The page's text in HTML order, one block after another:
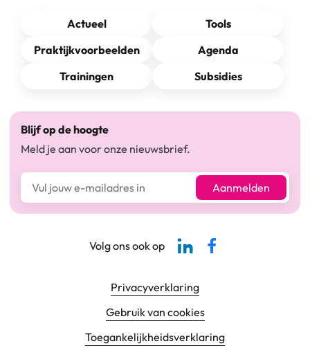
Actueel
Tools
Praktijkvoorbeelden
Agenda
Trainingen
Subsidies
Blijf op de hoogte
Meld je aan voor onze nieuwsbrief.
E-mailadres* Aanmelden
Footer navigatie
Privacyverklaring
Gebruik van cookies
Toegankelijkheids­verklaring
Volg ons ook op
Linkedin-pagina SBCM
Facebook SBCM